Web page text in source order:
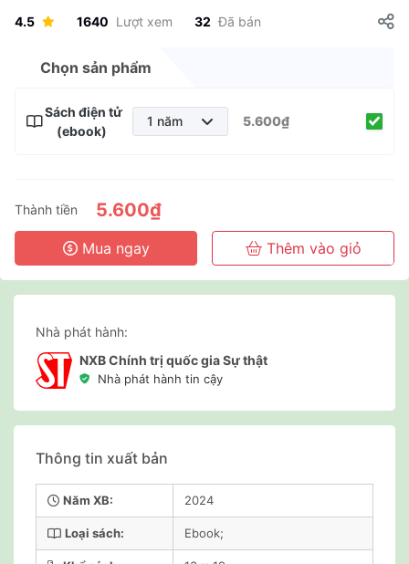
4.5 1640 Lượt xem 32 Đã bán
Chọn sản phẩm
Sách điện tử
(ebook)
1 năm
3 năm
5.600₫
Thành tiền 5.600₫
Mua ngay Thêm vào giỏ
Nhà phát hành:
NXB Chính trị quốc gia Sự thật
Nhà phát hành tin cậy
Thông tin xuất bản
Năm XB: 2024
Loại sách: Ebook;